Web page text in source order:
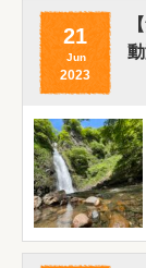
21
Jun
2023